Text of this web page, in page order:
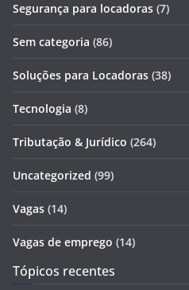
Segurança para locadoras (7)
Sem categoria (86)
Soluções para Locadoras (38)
Tecnologia (8)
Tributação & Jurídico (264)
Uncategorized (99)
Vagas (14)
Vagas de emprego (14)
Tópicos recentes